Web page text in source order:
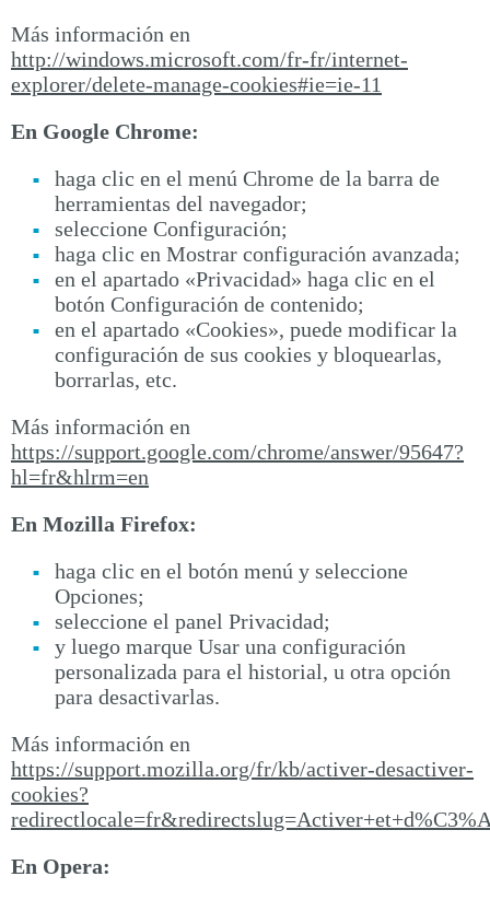
Más información en
http://windows.microsoft.com/fr-fr/internet-
explorer/delete-manage-cookies#ie=ie-11
En Google Chrome:
haga clic en el menú Chrome de la barra de
herramientas del navegador;
seleccione Configuración;
haga clic en Mostrar configuración avanzada;
en el apartado «Privacidad» haga clic en el
botón Configuración de contenido;
en el apartado «Cookies», puede modificar la
configuración de sus cookies y bloquearlas,
borrarlas, etc.
Más información en
https://support.google.com/chrome/answer/95647?
hl=fr&hlrm=en
En Mozilla Firefox:
haga clic en el botón menú y seleccione
Opciones;
seleccione el panel Privacidad;
y luego marque Usar una configuración
personalizada para el historial, u otra opción
para desactivarlas.
Más información en
https://support.mozilla.org/fr/kb/activer-desactiver-
cookies?
En Opera: